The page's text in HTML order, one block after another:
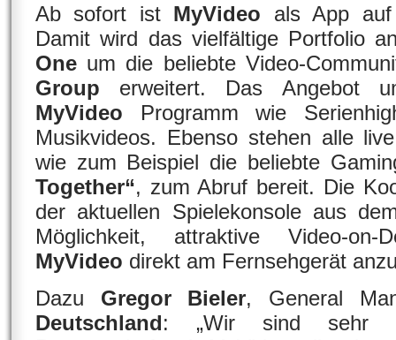
Ab sofort ist MyVideo als App
Damit wird das vielfältige Portfolio
One um die beliebte Video-
Group erweitert. Das Angebot
MyVideo Programm wie
Musikvideos. Ebenso stehen alle
wie zum Beispiel die beliebte
Together“, zum Abruf bereit. Die
der aktuellen Spielekonsole aus
Möglichkeit, attraktive Video-on-
MyVideo direkt am Fernsehgerät
Dazu Gregor Bieler, General
Deutschland: „Wir sind sehr